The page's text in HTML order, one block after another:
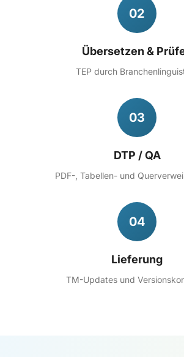
02
Übersetzen &
TEP durch
03
DTP / QA
PDF-, Tabellen- und
04
Lieferung
TM-Updates und